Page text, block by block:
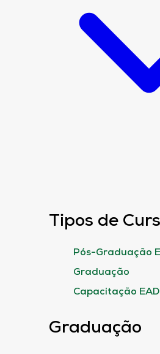
Tipos de
Pós-Graduação
Graduação
Capacitação EAD
Graduação